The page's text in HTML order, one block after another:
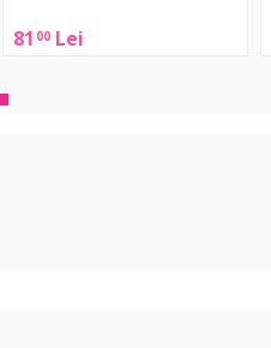
81 00 Lei
PB
Light